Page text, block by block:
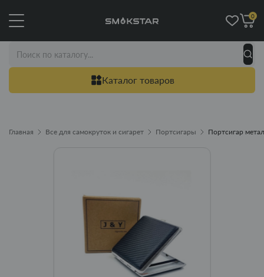
Каталог товаров
0
Главная Все для самокруток и сигарет Портсигары Портсигар